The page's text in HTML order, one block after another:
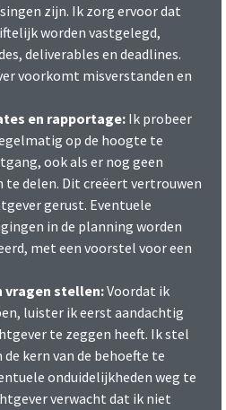
zijn. Ik zorg ervoor dat
worden vastgelegd,
deliverables en deadlines.
voorkomt misverstanden en
en rapportage: Ik probeer
op de hoogte te
ook als er nog geen
te delen. Dit creëert vertrouwen
gerust. Eventuele
in de planning worden
met een voorstel voor een
vragen stellen:Voordat ik
luister ik eerst aandachtig
te zeggen heeft. Ik stel
kern van de behoefte te
onduidelijkheden weg te
verwacht dat ik niet